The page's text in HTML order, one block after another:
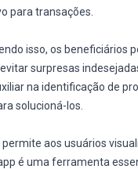
para transações.
isso, os beneficiários
surpresas
na identificação de
solucioná-los.
aos usuários
é uma ferramenta